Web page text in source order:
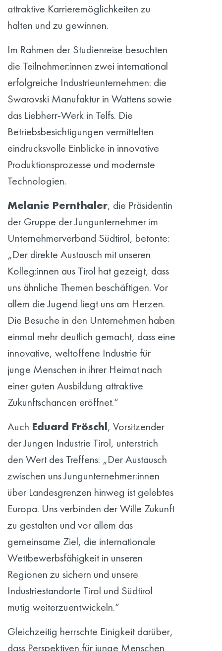
attraktive Karrieremöglichkeiten zu
halten und zu gewinnen.
Im Rahmen der Studienreise besuchten
die Teilnehmer:innen zwei international
erfolgreiche Industrieunternehmen: die
Swarovski Manufaktur in Wattens sowie
das Liebherr-Werk in Telfs. Die
Betriebsbesichtigungen vermittelten
eindrucksvolle Einblicke in innovative
Produktionsprozesse und modernste
Technologien.
Melanie Pernthaler, die Präsidentin
der Gruppe der Jungunternehmer im
Unternehmerverband Südtirol, betonte:
„Der direkte Austausch mit unseren
Kolleg:innen aus Tirol hat gezeigt, dass
uns ähnliche Themen beschäftigen. Vor
allem die Jugend liegt uns am Herzen.
Die Besuche in den Unternehmen haben
einmal mehr deutlich gemacht, dass eine
innovative, weltoffene Industrie für
junge Menschen in ihrer Heimat nach
einer guten Ausbildung attraktive
Zukunftschancen eröffnet.“
Auch Eduard Fröschl, Vorsitzender
der Jungen Industrie Tirol, unterstrich
den Wert des Treffens: „Der Austausch
zwischen uns Jungunternehmer:innen
über Landesgrenzen hinweg ist gelebtes
Europa. Uns verbinden der Wille Zukunft
zu gestalten und vor allem das
gemeinsame Ziel, die internationale
Wettbewerbsfähigkeit in unseren
Regionen zu sichern und unsere
Industriestandorte Tirol und Südtirol
mutig weiterzuentwickeln.“
Gleichzeitig herrschte Einigkeit darüber,
dass Perspektiven für junge Menschen